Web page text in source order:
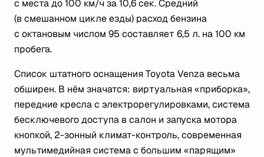
с места до 100 км/ч за 10,6 сек. Средний
(в смешанном цикле езды) расход бензина
с октановым числом 95 составляет 6,5 л. на 100 км
пробега.
Список штатного оснащения Toyota Venza весьма
обширен. В нём значатся: виртуальная «приборка»,
передние кресла с электрорегулировками, система
бесключевого доступа в салон и запуска мотора
кнопкой, 2-зонный климат-контроль, современная
мультимедийная система с большим «парящим»